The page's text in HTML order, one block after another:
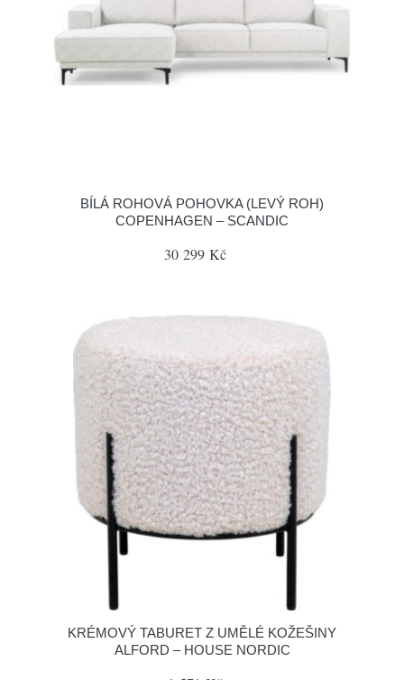
BÍLÁ ROHOVÁ POHOVKA (LEVÝ ROH)
COPENHAGEN – SCANDIC
30 299 Kč
KRÉMOVÝ TABURET Z UMĚLÉ KOŽEŠINY
ALFORD – HOUSE NORDIC